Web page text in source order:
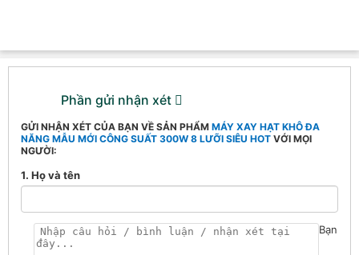
Phần gửi nhận xét
GỬI NHẬN XÉT CỦA BẠN VỀ SẢN PHẨM MÁY XAY HẠT KHÔ ĐA
NĂNG MẪU MỚI CÔNG SUẤT 300W 8 LƯỠI SIÊU HOT VỚI MỌI
NGƯỜI:
1. Họ và tên
Bạn